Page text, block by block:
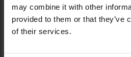
may combine it with other
provided to them or that they’ve
of their services.